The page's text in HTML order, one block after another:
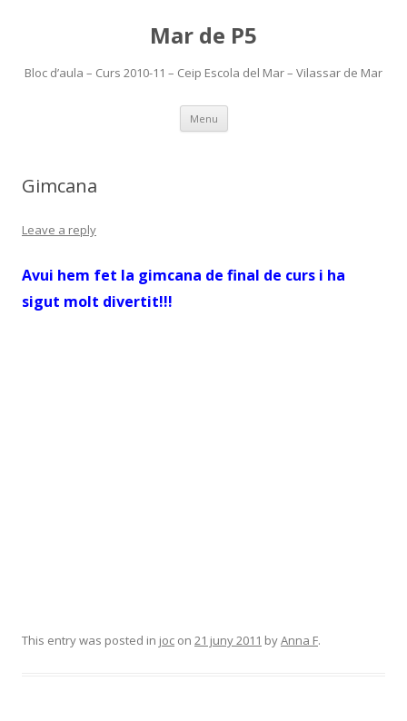
Mar de P5
Bloc d’aula – Curs 2010-11 – Ceip Escola del Mar – Vilassar de Mar
Menu Skip
content
Gimcana
Leave a reply
Avui hem fet la gimcana de final de curs i ha
sigut molt divertit!!!
This entry was posted in joc on 21 juny 2011 byAnna F.